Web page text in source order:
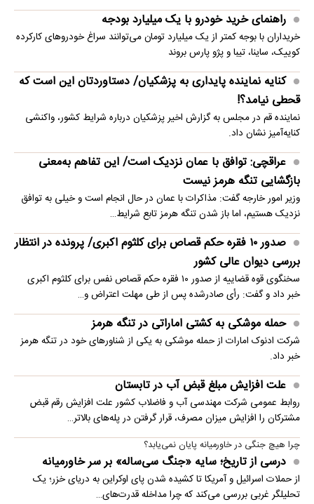
راهنمای خرید خودرو با یک میلیارد بودجه
خریداران با بوجه کمتر از یک میلیارد تومان می‌توانند سراغ خودروهای کارکرده
کوییک، ساینا، تیبا و پژو پارس بروند
کنایه نماینده پایداری به پزشکیان/ دستاوردتان این است که
قحطی نیامد؟!
نماینده قم در مجلس به گزارش اخیر پزشکیان درباره شرایط کشور، واکنشی
کنایه‌آمیز نشان داد.
عراقچی: توافق با عمان نزدیک است/ این تفاهم به‌معنی
بازگشایی تنگه هرمز نیست
وزیر امور خارجه گفت: مذاکرات با عمان در حال انجام است و خیلی به توافق
نزدیک هستیم، اما باز شدن تنگه هرمز تابع شرایط…
صدور ۱۰ فقره حکم قصاص برای کلثوم اکبری/ پرونده در انتظار
بررسی دیوان عالی کشور
سخنگوی قوه قضاییه از صدور ۱۰ فقره حکم قصاص نفس برای کلثوم اکبری
خبر داد و گفت: رأی صادرشده پس از طی مهلت اعتراض و…
حمله موشکی به کشتی اماراتی در تنگه هرمز
شرکت ادنوک امارات از حمله موشکی به یکی از شناورهای خود در تنگه هرمز
خبر داد.
علت افزایش مبلغ قبض آب در تابستان
روابط عمومی شرکت مهندسی آب و فاضلاب کشور علت افزایش رقم قبض
مشترکان را افزایش میزان مصرف، قرار گرفتن در پله‌های بالاتر…
چرا هیچ جنگی در خاورمیانه پایان نمی‌یابد؟
درسی از تاریخ؛ سایه «جنگ سی‌ساله» بر سر خاورمیانه
از حملات اسرائیل و آمریکا تا کشیده شدن پای اوکراین به دریای خزر؛ یک
تحلیلگر غربی بررسی می‌کند که چرا مداخله قدرت‌های…